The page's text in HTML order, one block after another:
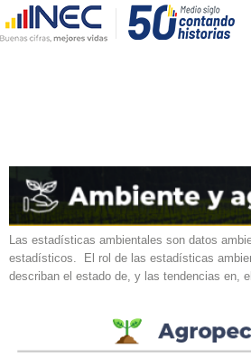
Las estadísticas ambientales son datos
estadísticos. El rol de las estadísticas
describan el estado de, y las tendencias en,